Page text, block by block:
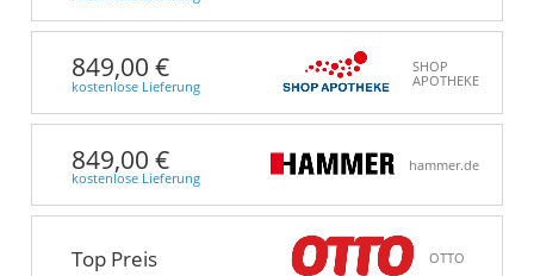
849,00 €
kostenlose Lieferung
SHOP
APOTHEKE
849,00 €
kostenlose Lieferung
hammer.de
Top Preis OTTO